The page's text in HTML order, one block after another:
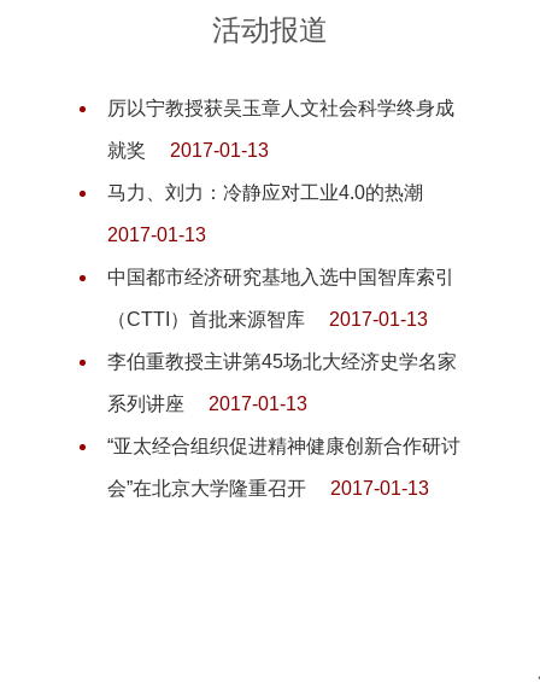
活动报道
厉以宁教授获吴玉章人文社会科学终身成
就奖 2017-01-13
马力、刘力：冷静应对工业4.0的热潮
2017-01-13
中国都市经济研究基地入选中国智库索引
（CTTI）首批来源智库 2017-01-13
李伯重教授主讲第45场北大经济史学名家
系列讲座 2017-01-13
“亚太经合组织促进精神健康创新合作研讨
会”在北京大学隆重召开 2017-01-13